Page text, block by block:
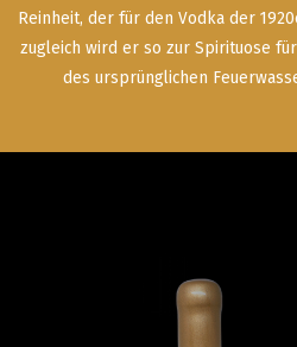
Reinheit, der für den Vodka der
zugleich wird er so zur Spirituose
des ursprünglichen